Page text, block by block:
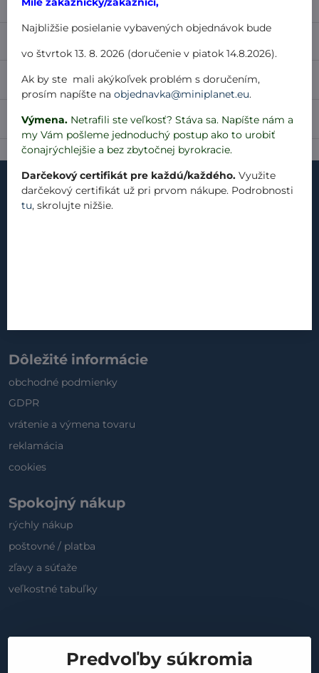
Recenzie 0
Diskusia 0
Dôležité informácie
obchodné podmienky
GDPR
vrátenie a výmena tovaru
reklamácia
cookies
Spokojný nákup
rýchly nákup
poštovné / platba
zľavy a súťaže
veľkostné tabuľky
Predvoľby súkromia
Najbližšie posielanie vybavených objednávok bude
vo štvrtok 13. 8. 2026 (doručenie v piatok 14.8.2026).
Ak by ste mali akýkoľvek problém s doručením,
prosím napíšte naobjednavka@miniplanet.eu.
Výmena. Netrafili ste veľkosť? Stáva sa. Napíšte nám a
my Vám pošleme jednoduchý postup ako to urobiť
čonajrýchlejšie a bez zbytočnej byrokracie.
Darčekový certifikát pre každú/každého. Využite
darčekový certifikát už pri prvom nákupe. Podrobnosti
tu, skrolujte nižšie.